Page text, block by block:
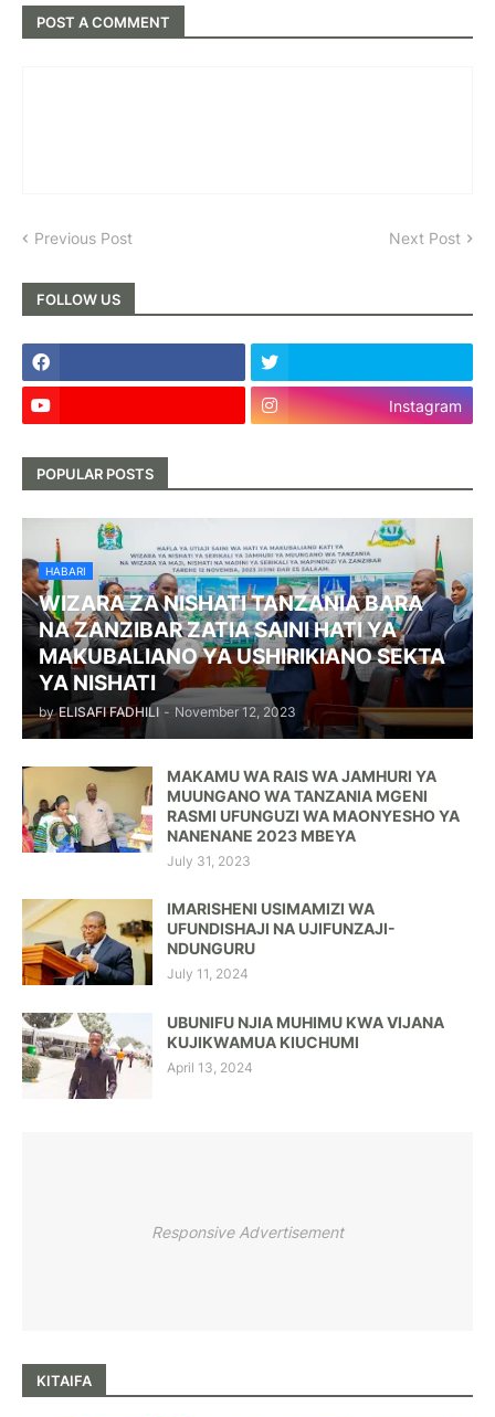
POST A COMMENT
Previous Post Next Post
FOLLOW US
Instagram
POPULAR POSTS
HABARI
WIZARA ZA NISHATI TANZANIA BARA
NA ZANZIBAR ZATIA SAINI HATI YA
MAKUBALIANO YA USHIRIKIANO SEKTA
YA NISHATI
by ELISAFI FADHILI - November 12, 2023
MAKAMU WA RAIS WA JAMHURI YA
MUUNGANO WA TANZANIA MGENI
RASMI UFUNGUZI WA MAONYESHO YA
NANENANE 2023 MBEYA
July 31, 2023
IMARISHENI USIMAMIZI WA
UFUNDISHAJI NA UJIFUNZAJI-
NDUNGURU
July 11, 2024
UBUNIFU NJIA MUHIMU KWA VIJANA
KUJIKWAMUA KIUCHUMI
April 13, 2024
Responsive Advertisement
KITAIFA